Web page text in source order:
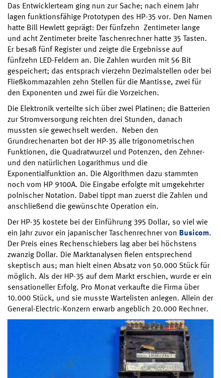
Das Entwicklerteam ging nun zur Sache; nach einem Jahr
lagen funktionsfähige Prototypen des HP-35 vor. Den Namen
hatte Bill Hewlett geprägt: Der fünfzehn Zentimeter lange
und acht Zentimeter breite Taschenrechner hatte 35 Tasten.
Er besaß fünf Register und zeigte die Ergebnisse auf
fünfzehn LED-Feldern an. Die Zahlen wurden mit 56 Bit
gespeichert; das entsprach vierzehn Dezimalstellen oder bei
Fließkommazahlen zehn Stellen für die Mantisse, zwei für
den Exponenten und zwei für die Vorzeichen.
Die Elektronik verteilte sich über zwei Platinen; die Batterien
zur Stromversorgung reichten drei Stunden, danach
mussten sie gewechselt werden. Neben den
Grundrechenarten bot der HP-35 alle trigonometrischen
Funktionen, die Quadratwurzel und Potenzen, den Zehner-
und den natürlichen Logarithmus und die
Exponentialfunktion an. Die Algorithmen dazu stammten
noch vom HP 9100A. Die Eingabe erfolgte mit umgekehrter
polnischer Notation. Dabei tippt man zuerst die Zahlen und
anschließend die gewünschte Operation ein.
Der HP-35 kostete bei der Einführung 395 Dollar, so viel wie
ein Jahr zuvor ein japanischer Taschenrechner von Busicom.
Der Preis eines Rechenschiebers lag aber bei höchstens
zwanzig Dollar. Die Marktanalysen fielen entsprechend
skeptisch aus; man hielt einen Absatz von 50.000 Stück für
möglich. Als der HP-35 auf dem Markt erschien, wurde er ein
sensationeller Erfolg. Pro Monat verkaufte die Firma über
10.000 Stück, und sie musste Wartelisten anlegen. Allein der
General-Electric-Konzern erwarb angeblich 20.000 Rechner.